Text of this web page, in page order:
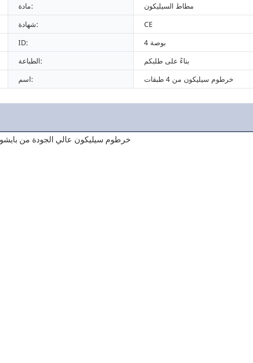
مادة:
مطاط السيليكون
شهادة:
CE
ID:
4 بوصة
الطباعة:
بناءً على طلبكم
اسم: خرطوم سيليكون من 4 طبقات